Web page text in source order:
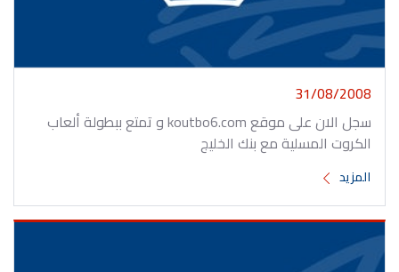
31/08/2008
سجل الان على موقع koutbo6.com و تمتع ببطولة ألعاب
الكروت المسلية مع بنك الخليج
المزيد